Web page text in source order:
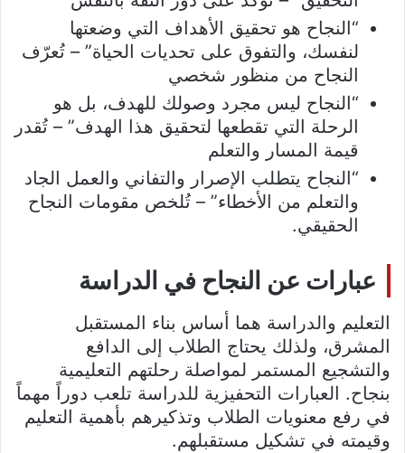
“النجاح هو تحقيق الأهداف التي وضعتها
لنفسك، والتفوق على تحديات الحياة” – تُعرّف
النجاح من منظور شخصي
“النجاح ليس مجرد وصولك للهدف، بل هو
الرحلة التي تقطعها لتحقيق هذا الهدف” – تُقدر
قيمة المسار والتعلم
“النجاح يتطلب الإصرار والتفاني والعمل الجاد
والتعلم من الأخطاء” – تُلخص مقومات النجاح
الحقيقي.
عبارات عن النجاح في الدراسة
التعليم والدراسة هما أساس بناء المستقبل
المشرق، ولذلك يحتاج الطلاب إلى الدافع
والتشجيع المستمر لمواصلة رحلتهم التعليمية
بنجاح. العبارات التحفيزية للدراسة تلعب دوراً مهماً
في رفع معنويات الطلاب وتذكيرهم بأهمية التعليم
وقيمته في تشكيل مستقبلهم.